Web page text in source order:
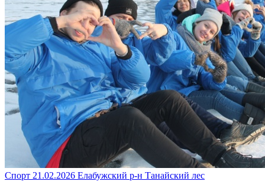
Спорт 21.02.2026 Елабужский р-н Танайский лес